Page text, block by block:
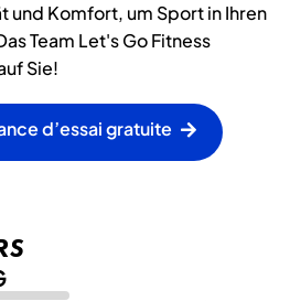
und Komfort, um Sport in Ihren
Team Let's Go Fitness
Sie!
d’essai gratuite